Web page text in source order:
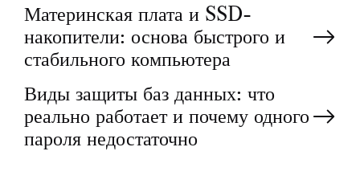
Н
а
в
і
Материнская плата и SSD-
накопители: основа быстрого и
стабильного компьютера
Виды защиты баз данных: что
реально работает и почему одного
пароля недостаточно